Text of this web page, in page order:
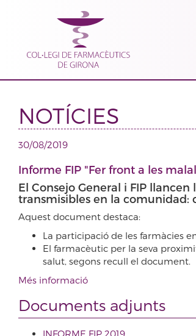
NOTÍCIES
30/08/2019
Informe FIP "Fer front a les
El Consejo General i FIP
transmisibles en la comunidad:
Aquest document destaca:
La participació de les farmàcies
El farmacèutic per la seva
salut, segons recull el document.
Més informació
Documents adjunts
INFORME FIP 2019